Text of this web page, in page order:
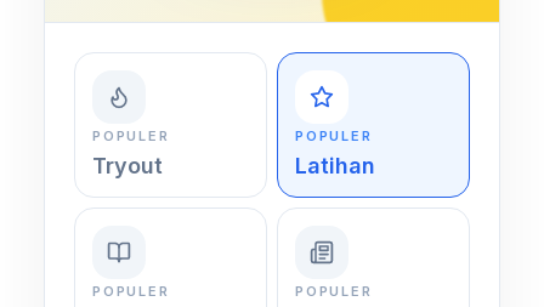
POPULER
Tryout
POPULER
Latihan
POPULER POPULER